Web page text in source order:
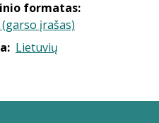
formatas:
(garso įrašas)
Lietuvių